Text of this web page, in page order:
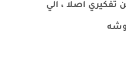
تفكيري اصلا ، الي
وشه